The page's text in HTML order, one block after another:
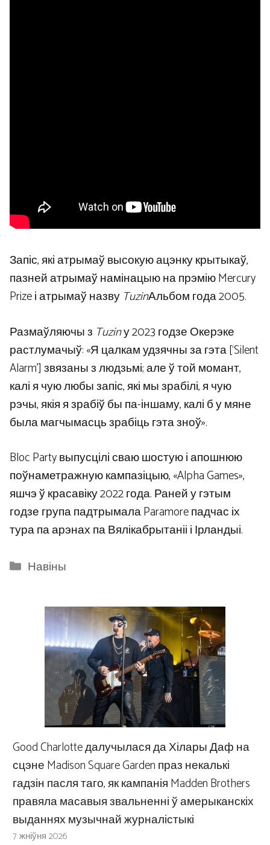
Запіс, які атрымаў высокую ацэнку крытыкаў,
пазней атрымаў намінацыю на прэмію Mercury
Prize і атрымаў назву TuzinАльбом года 2005.
Размаўляючы з Tuzinу 2023 годзе Окерэке
растлумачыў: «Я цалкам удзячны за гэта [‘Silent
Alarm’] звязаны з людзьмі; але ў той момант,
калі я чую любы запіс, які мы зрабілі, я чую
рэчы, якія я зрабіў бы па-іншаму, калі б у мяне
была магчымасць зрабіць гэта зноў».
Bloc Party выпусцілі сваю шостую і апошнюю
поўнаметражную кампазіцыю, «Alpha Games»,
яшчэ ў красавіку 2022 года. Раней у гэтым
годзе група падтрымала Paramore падчас іх
тура па арэнах па Вялікабрытаніі і Ірландыі.
Categories
Навіны
Good Charlotte далучылася да Хілары Даф на
сцэне Madison Square Garden праз некалькі
гадзін пасля таго, як кампанія Madden Brothers
правяла масавыя звальненні ў амерыканскіх
выданнях музычнай журналістыкі
7 жніўня 2026